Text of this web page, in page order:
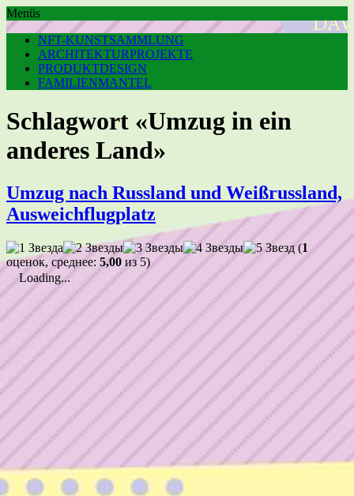
Menüs
NFT-KUNSTSAMMLUNG
ARCHITEKTURPROJEKTE
PRODUKTDESIGN
FAMILIENMANTEL
Schlagwort «Umzug in ein
anderes Land»
Umzug nach Russland und Weißrussland,
Ausweichflugplatz
(1
оценок, среднее: 5,00 из 5)
Loading...